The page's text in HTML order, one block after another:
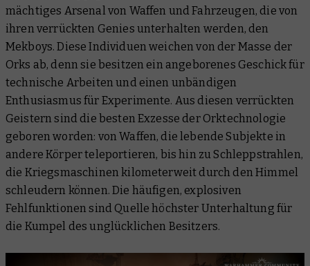
mächtiges Arsenal von Waffen und Fahrzeugen, die von
ihren verrückten Genies unterhalten werden, den
Mekboys. Diese Individuen weichen von der Masse der
Orks ab, denn sie besitzen ein angeborenes Geschick für
technische Arbeiten und einen unbändigen
Enthusiasmus für Experimente. Aus diesen verrückten
Geistern sind die besten Exzesse der Orktechnologie
geboren worden: von Waffen, die lebende Subjekte in
andere Körper teleportieren, bis hin zu Schleppstrahlen,
die Kriegsmaschinen kilometerweit durch den Himmel
schleudern können. Die häufigen, explosiven
Fehlfunktionen sind Quelle höchster Unterhaltung für
die Kumpel des unglücklichen Besitzers.